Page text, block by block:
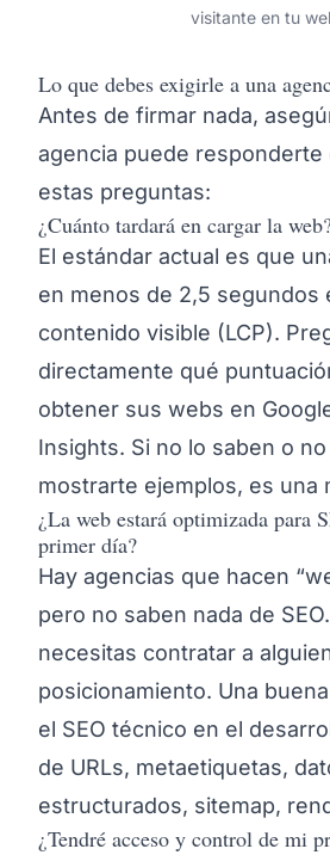
visitante en tu
Lo que debes exigirle a una
Antes de firmar nada,
agencia puede responderte
estas preguntas:
¿Cuánto tardará en cargar la
El estándar actual es que
en menos de 2,5 segundos
contenido visible (LCP).
directamente qué
obtener sus webs en
Insights. Si no lo saben o
mostrarte ejemplos, es una
¿La web estará optimizada para
primer día?
Hay agencias que hacen
pero no saben nada de
necesitas contratar a
posicionamiento. Una
el SEO técnico en el
de URLs, metaetiquetas,
estructurados, sitemap,
¿Tendré acceso y control de mi